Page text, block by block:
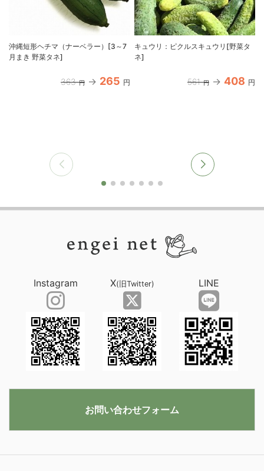
沖縄短形ヘチマ（ナーベラー）[3～7
月まき 野菜タネ]
363 円 265 円
キュウリ：ピクルスキュウリ[野菜タ
ネ]
561 円 408 円
Instagram X(旧Twitter) LINE
お問い合わせフォーム